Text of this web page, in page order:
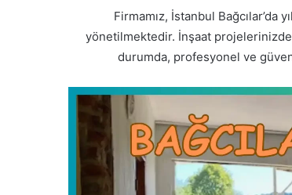
Firmamız, İstanbul Bağcılar’da
yönetilmektedir. İnşaat
durumda, profesyonel ve